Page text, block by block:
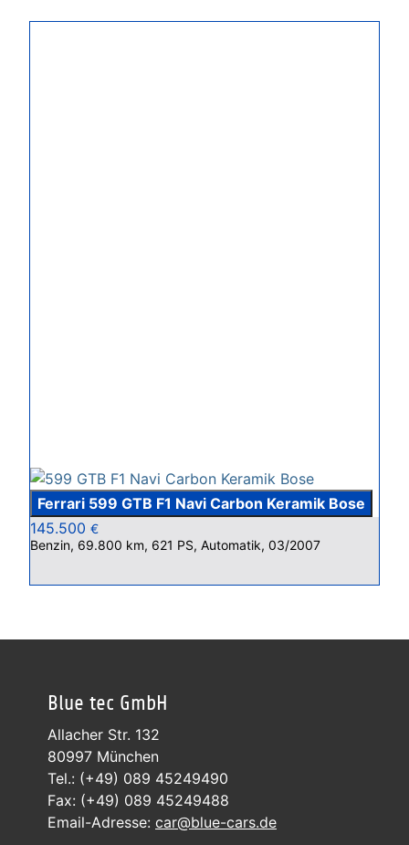
Ferrari 599 GTB F1 Navi Carbon Keramik Bose
145.500 €
Benzin, 69.800 km, 621 PS, Automatik, 03/2007
Blue tec GmbH
Allacher Str. 132
80997 München
Tel.: (+49) 089 45249490
Fax: (+49) 089 45249488
Email-Adresse: car@blue-cars.de